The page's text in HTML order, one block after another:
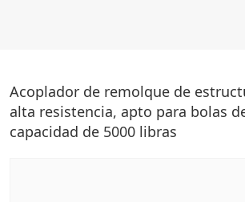
ESTRUCTURA
Hogar Productos
Accesorios para
Acoplador de remolque de
alta resistencia, apto para bolas
capacidad de 5000 libras